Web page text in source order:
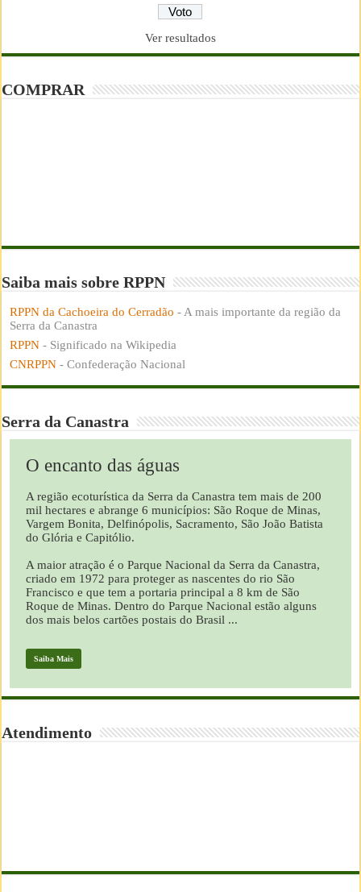
Ver resultados
COMPRAR
Saiba mais sobre RPPN
RPPN da Cachoeira do Cerradão - A mais importante da região da
Serra da Canastra
RPPN - Significado na Wikipedia
CNRPPN - Confederação Nacional
Serra da Canastra
O encanto das águas
A região ecoturística da Serra da Canastra tem mais de 200
mil hectares e abrange 6 municípios: São Roque de Minas,
Vargem Bonita, Delfinópolis, Sacramento, São João Batista
do Glória e Capitólio.
A maior atração é o Parque Nacional da Serra da Canastra,
criado em 1972 para proteger as nascentes do rio São
Francisco e que tem a portaria principal a 8 km de São
Roque de Minas. Dentro do Parque Nacional estão alguns
dos mais belos cartões postais do Brasil ...
Saiba Mais
Atendimento